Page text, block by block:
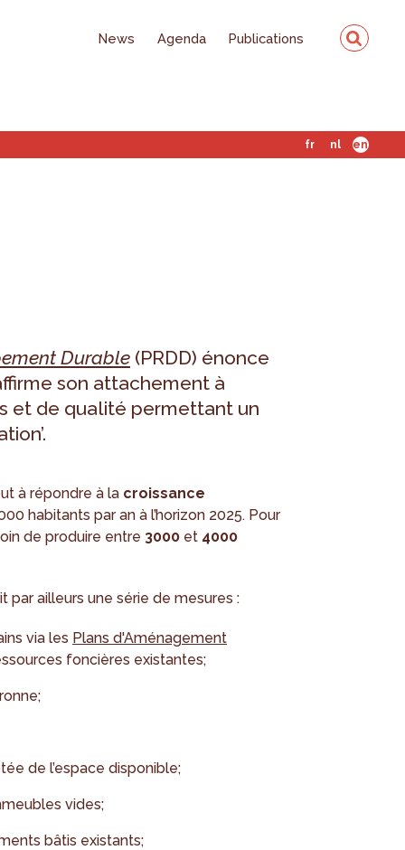
News Agenda Publications
fr nl en
Durable (PRDD) énonce
son attachement à
et de qualité permettant un
à répondre à la croissance
habitants par an à l’horizon 2025. Pour
de produire entre 3000 et 4000
par ailleurs une série de mesures :
via les Plans d'Aménagement
foncières existantes;
de l’espace disponible;
vides;
bâtis existants;